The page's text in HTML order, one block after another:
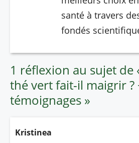
santé à travers
fondés
1 réflexion au sujet de
thé vert fait-il maigrir ?
témoignages »
Kristinea